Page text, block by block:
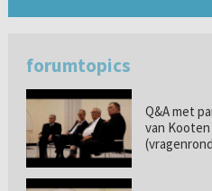
forumtopics
Q&A met
van Kooten